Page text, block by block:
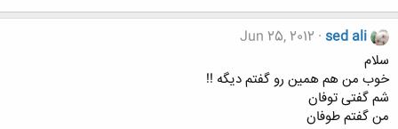
sed ali
Jun 25, 2012
سلام
خوب من هم همین رو گفتم دیگه !!
شم گفتی توفان
من گفتم طوفان